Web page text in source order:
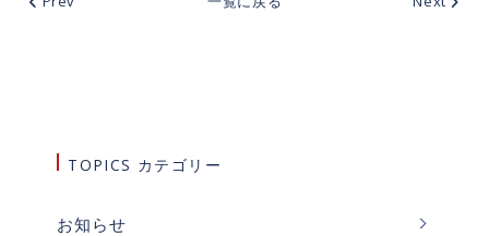
TOPICS カテゴリー
お知らせ